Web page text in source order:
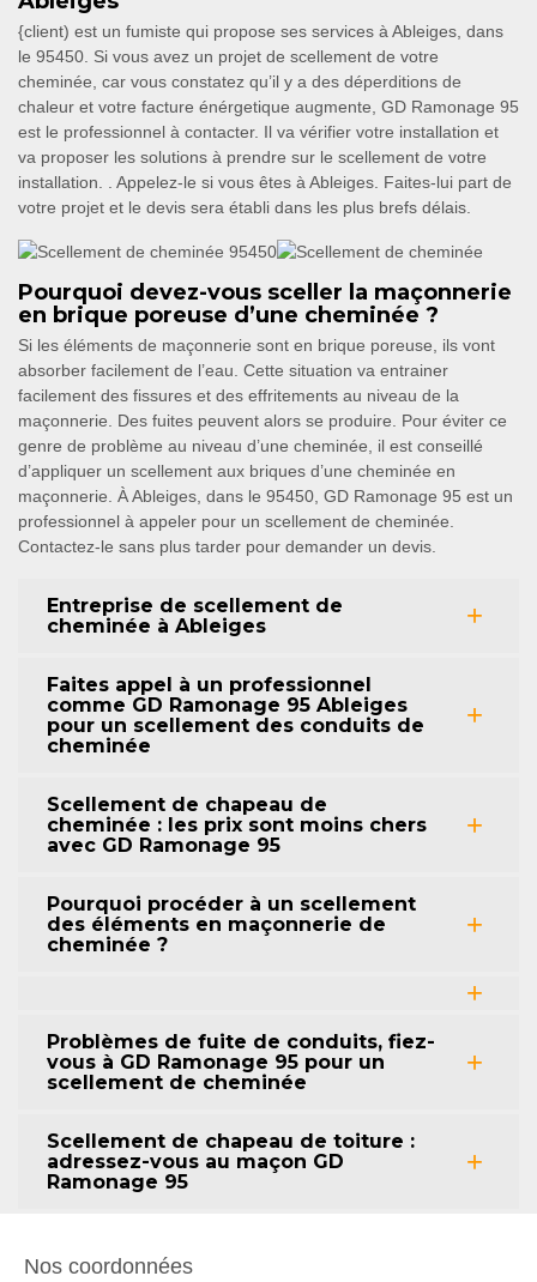
{client) est un fumiste qui propose ses services à Ableiges, dans
le 95450. Si vous avez un projet de scellement de votre
cheminée, car vous constatez qu’il y a des déperditions de
chaleur et votre facture énérgetique augmente, GD Ramonage 95
est le professionnel à contacter. Il va vérifier votre installation et
va proposer les solutions à prendre sur le scellement de votre
installation. . Appelez-le si vous êtes à Ableiges. Faites-lui part de
votre projet et le devis sera établi dans les plus brefs délais.
Pourquoi devez-vous sceller la maçonnerie
en brique poreuse d’une cheminée ?
Si les éléments de maçonnerie sont en brique poreuse, ils vont
absorber facilement de l’eau. Cette situation va entrainer
facilement des fissures et des effritements au niveau de la
maçonnerie. Des fuites peuvent alors se produire. Pour éviter ce
genre de problème au niveau d’une cheminée, il est conseillé
d’appliquer un scellement aux briques d’une cheminée en
maçonnerie. À Ableiges, dans le 95450, GD Ramonage 95 est un
professionnel à appeler pour un scellement de cheminée.
Contactez-le sans plus tarder pour demander un devis.
Entreprise de scellement de
cheminée à Ableiges
Faites appel à un professionnel
comme GD Ramonage 95 Ableiges
pour un scellement des conduits de
cheminée
Scellement de chapeau de
cheminée : les prix sont moins chers
avec GD Ramonage 95
Pourquoi procéder à un scellement
des éléments en maçonnerie de
cheminée ?
Problèmes de fuite de conduits, fiez-
vous à GD Ramonage 95 pour un
scellement de cheminée
Scellement de chapeau de toiture :
adressez-vous au maçon GD
Ramonage 95
Nos coordonnées